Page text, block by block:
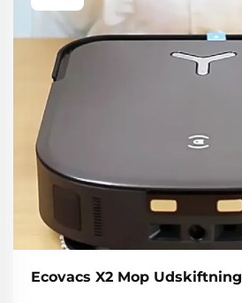
Ecovacs X2 Mop